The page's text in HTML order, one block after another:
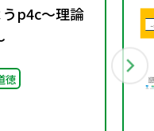
p4c～理論
徳